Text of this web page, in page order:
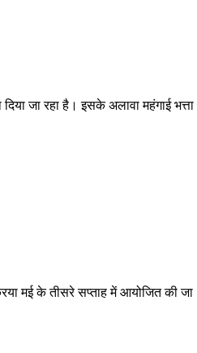
जा रहा है। इसके अलावा महंगाई भत्ता
मई के तीसरे सप्ताह में आयोजित की जा